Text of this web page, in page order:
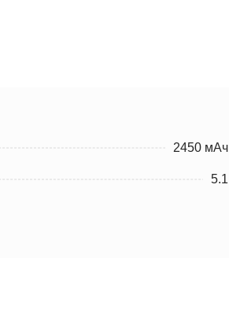
2450 мАч
5.1